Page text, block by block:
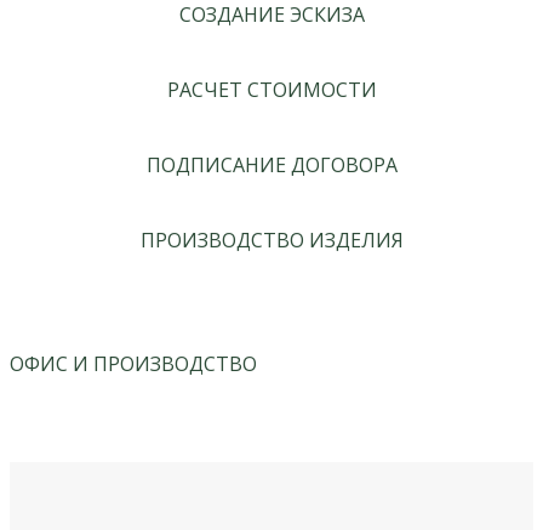
СОЗДАНИЕ ЭСКИЗА
РАСЧЕТ СТОИМОСТИ
ПОДПИСАНИЕ ДОГОВОРА
ПРОИЗВОДСТВО ИЗДЕЛИЯ
ОФИС И ПРОИЗВОДСТВО